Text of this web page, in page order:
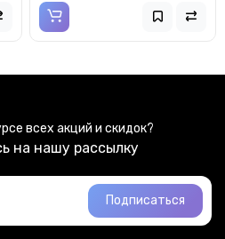
всех акций и скидок?
на нашу рассылку
Подписаться